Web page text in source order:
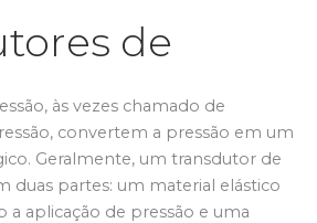
de
às vezes chamado de
convertem a pressão em um
Geralmente, um transdutor de
duas partes: um material elástico
a aplicação de pressão e uma